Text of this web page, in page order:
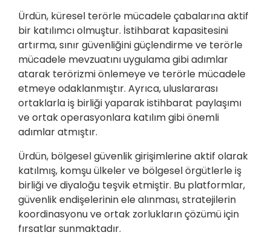
Ürdün, küresel terörle mücadele çabalarına aktif
bir katılımcı olmuştur. İstihbarat kapasitesini
artırma, sınır güvenliğini güçlendirme ve terörle
mücadele mevzuatını uygulama gibi adımlar
atarak terörizmi önlemeye ve terörle mücadele
etmeye odaklanmıştır. Ayrıca, uluslararası
ortaklarla iş birliği yaparak istihbarat paylaşımı
ve ortak operasyonlara katılım gibi önemli
adımlar atmıştır.
Ürdün, bölgesel güvenlik girişimlerine aktif olarak
katılmış, komşu ülkeler ve bölgesel örgütlerle iş
birliği ve diyaloğu teşvik etmiştir. Bu platformlar,
güvenlik endişelerinin ele alınması, stratejilerin
koordinasyonu ve ortak zorlukların çözümü için
fırsatlar sunmaktadır.